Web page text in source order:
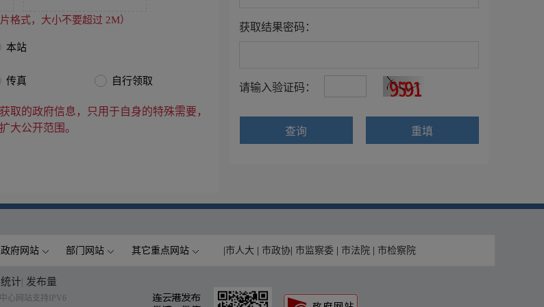
格式，大小不要超过 2M）
本站
传真 自行领取
取的政府信息，只用于自身的特殊需要，
大公开范围。
获取结果密码：
请输入验证码：
查询 重填
府网站 部门网站 其它重点网站 市人大 市政协 市监察委 市法院 市检察院
计| 发布量
心网站支持IPV6